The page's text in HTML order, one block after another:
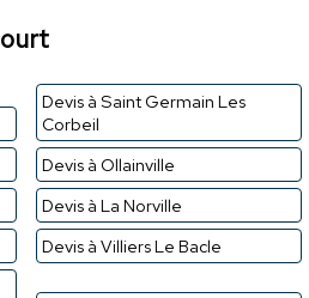
Devis à Saint Germain Les
Corbeil
Devis à Ollainville
Devis à La Norville
Devis à Villiers Le Bacle